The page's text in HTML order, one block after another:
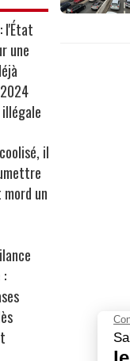
l'État
une
il
un
: